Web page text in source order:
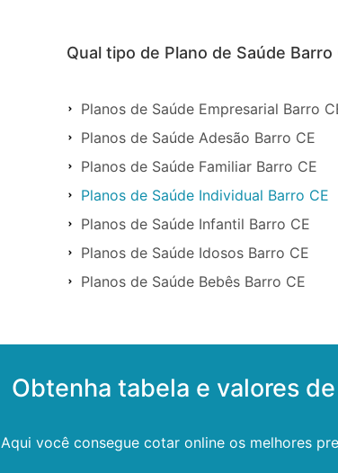
Qual tipo de Plano de Saúde
Planos de Saúde Empresarial Barro
Planos de Saúde Adesão Barro CE
Planos de Saúde Familiar Barro CE
Planos de Saúde Individual Barro CE
Planos de Saúde Infantil Barro CE
Planos de Saúde Idosos Barro CE
Planos de Saúde Bebês Barro CE
Obtenha tabela e valores
Aqui você consegue cotar online os melhores